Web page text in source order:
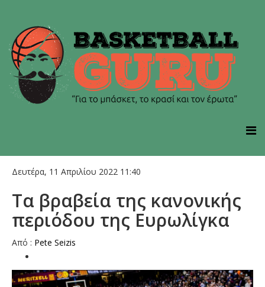
Δευτέρα, 11 Απριλίου 2022 11:40
Tα βραβεία της κανονικής
περιόδου της Ευρωλίγκα
Από : Pete Seizis